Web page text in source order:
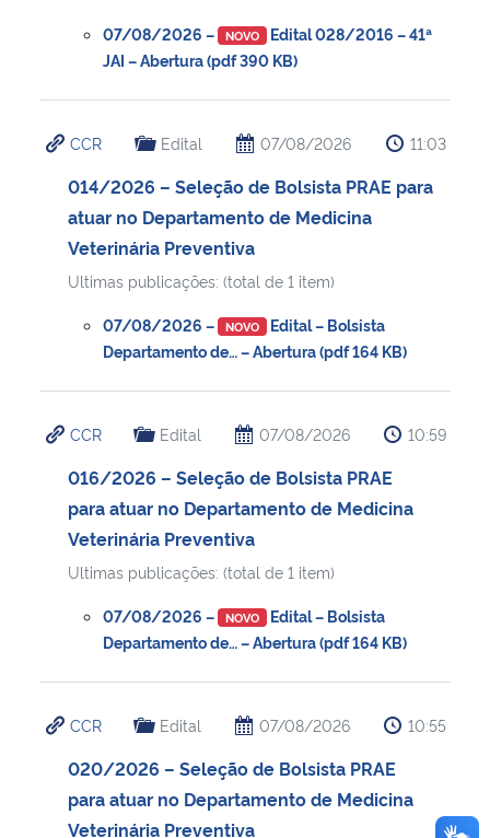
07/08/2026 – NOVO Edital 028/2016 – 41ª
JAI – Abertura (pdf 390 KB)
CCR Edital 07/08/2026 11:03
014/2026 – Seleção de Bolsista PRAE para
atuar no Departamento de Medicina
Veterinária Preventiva
Ultimas publicações: (total de 1 item)
07/08/2026 – NOVO Edital – Bolsista
Departamento de… – Abertura (pdf 164 KB)
CCR Edital 07/08/2026 10:59
016/2026 – Seleção de Bolsista PRAE
para atuar no Departamento de Medicina
Veterinária Preventiva
Ultimas publicações: (total de 1 item)
07/08/2026 – NOVO Edital – Bolsista
Departamento de… – Abertura (pdf 164 KB)
CCR Edital 07/08/2026 10:55
020/2026 – Seleção de Bolsista PRAE
para atuar no Departamento de Medicina
Veterinária Preventiva